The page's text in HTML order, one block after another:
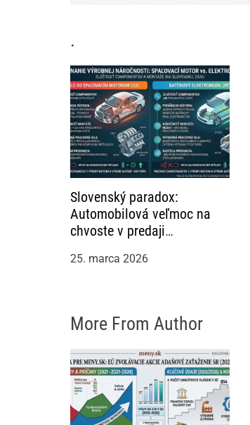
v
č
l
á
n
k
u
.
Slovenský paradox:
Automobilová veľmoc na
chvoste v predaji
25. marca 2026
More From Author